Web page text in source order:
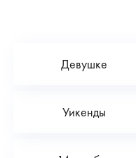
Девушке
Уикенды